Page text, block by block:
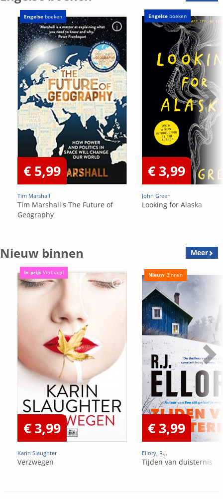
Engelse boeken
€ 5,99
Tim Marshall
Tim Marshall's The Future of
Geography
Engelse boeken
€ 3,99
John Green
Looking for Alaska
Nieuw binnen Meer
In prijs Verlaagd
€ 3,99
Karin Slaughter
Verzwegen
Nieuw Binnen
€ 3,99
Ellory, R.J.
Tijden van duisternis